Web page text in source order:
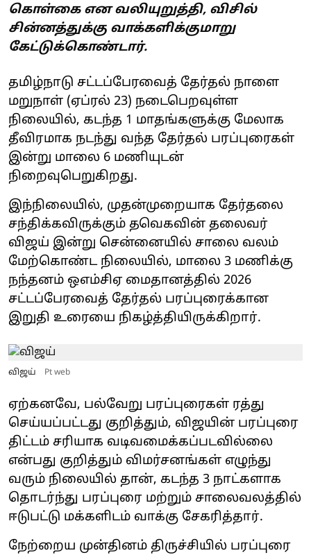
கொள்கை என வலியுறுத்தி, விசில்
சின்னத்துக்கு வாக்களிக்குமாறு
கேட்டுக்கொண்டார்.
தமிழ்நாடு சட்டப்பேரவைத் தேர்தல் நாளை
மறுநாள் (ஏப்ரல் 23) நடைபெறவுள்ள
நிலையில், கடந்த 1 மாதங்களுக்கு மேலாக
தீவிரமாக நடந்து வந்த தேர்தல் பரப்புரைகள்
இன்று மாலை 6 மணியுடன்
நிறைவுபெறுகிறது.
இந்நிலையில், முதன்முறையாக தேர்தலை
சந்திக்கவிருக்கும் தவெகவின் தலைவர்
விஜய் இன்று சென்னையில் சாலை வலம்
மேற்கொண்ட நிலையில், மாலை 3 மணிக்கு
நந்தனம் ஒஎம்சிஏ மைதானத்தில் 2026
சட்டப்பேரவைத் தேர்தல் பரப்புரைக்கான
இறுதி உரையை நிகழ்த்தியிருக்கிறார்.
விஜய் Pt web
ஏற்கனவே, பல்வேறு பரப்புரைகள் ரத்து
செய்யப்பட்டது குறித்தும், விஜயின் பரப்புரை
திட்டம் சரியாக வடிவமைக்கப்படவில்லை
என்பது குறித்தும் விமர்சனங்கள் எழுந்து
வரும் நிலையில் தான், கடந்த 3 நாட்களாக
தொடர்ந்து பரப்புரை மற்றும் சாலைவலத்தில்
ஈடுபட்டு மக்களிடம் வாக்கு சேகரித்தார்.
நேற்றைய முன்தினம் திருச்சியில் பரப்புரை